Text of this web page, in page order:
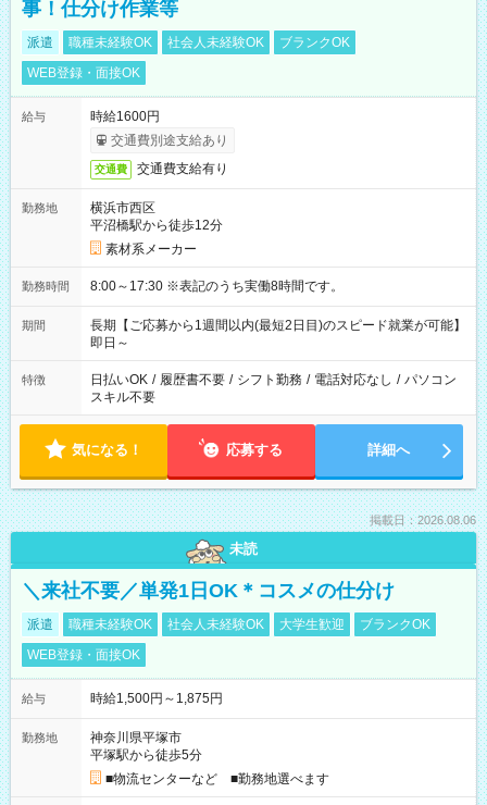
事！仕分け作業等
派遣 職種未経験OK 社会人未経験OK
ブランクOK
WEB登録・面接OK
給与
時給1600円
交通費別途支給あり
交通費 交通費支給有り
勤務地
横浜市西区
平沼橋駅から徒歩12分
素材系メーカー
勤務時間 8:00～17:30 ※表記のうち実働8時間です。
期間
長期【ご応募から1週間以内(最短2日目)のスピード就業が可能】
即日～
特徴 日払いOK / 履歴書不要 / シフト勤務 / 電話対応なし / パソコン
スキル不要
気になる！ 応募する 詳細へ
掲載日：2026.08.06
未読
＼来社不要／単発1日OK＊コスメの仕分け
派遣 職種未経験OK 社会人未経験OK 大学生歓迎
ブランクOK
WEB登録・面接OK
給与 時給1,500円～1,875円
勤務地
神奈川県平塚市
平塚駅から徒歩5分
■物流センターなど ■勤務地選べます